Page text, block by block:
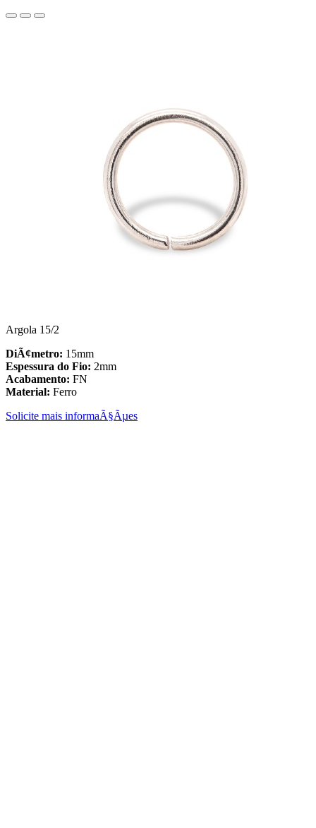
Argola 15/2
DiÃ¢metro: 15mm
Espessura do Fio: 2mm
Acabamento: FN
Material: Ferro
Solicite mais informaÃ§Ãµes